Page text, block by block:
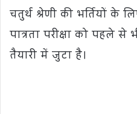
चतुर्थ श्रेणी की भर्तियों के
पात्रता परीक्षा को पहले
तैयारी में जुटा है।